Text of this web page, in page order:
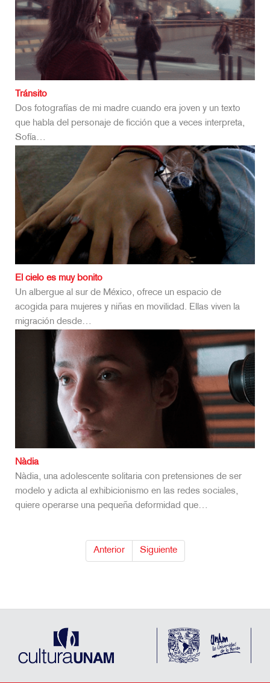
Tránsito
Dos fotografías de mi madre cuando era joven y un texto
que habla del personaje de ficción que a veces interpreta,
Sofía…
El cielo es muy bonito
Un albergue al sur de México, ofrece un espacio de
acogida para mujeres y niñas en movilidad. Ellas viven la
migración desde…
Nàdia
Nàdia, una adolescente solitaria con pretensiones de ser
modelo y adicta al exhibicionismo en las redes sociales,
quiere operarse una pequeña deformidad que…
Anterior Siguiente